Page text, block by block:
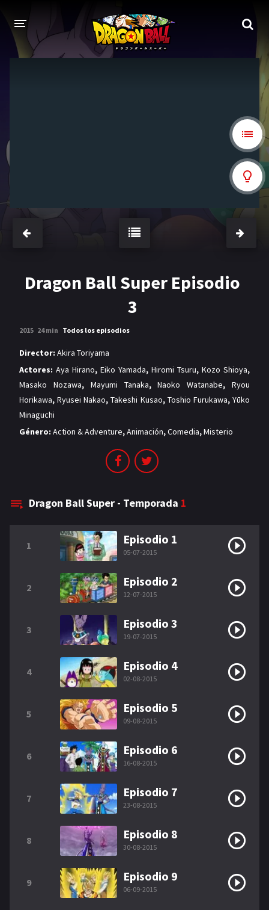
PELÍCULAS
MANGAS
Dragon Ball Super Episodio
3
2015 24 min Todos los episodios
Director: Akira Toriyama
Actores: Aya Hirano, Eiko Yamada, Hiromi Tsuru, Kozo Shioya,
Masako Nozawa, Mayumi Tanaka,Naoko Watanabe,Ryou
Horikawa,Ryusei Nakao,Takeshi Kusao, Toshio Furukawa,Yūko
Minaguchi
Género: Action & Adventure,Animación,Comedia,Misterio
Dragon Ball Super - Temporada 1
1 Episodio 1
05-07-2015
2 Episodio 2
12-07-2015
3 Episodio 3
19-07-2015
4 Episodio 4
02-08-2015
5 Episodio 5
09-08-2015
6 Episodio 6
16-08-2015
7 Episodio 7
23-08-2015
8 Episodio 8
30-08-2015
9 Episodio 9
06-09-2015